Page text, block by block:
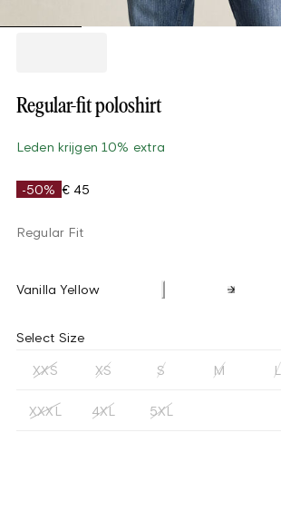
Regular-fit poloshirt
Leden krijgen 10% extra
-50% € 45
Regular Fit
Vanilla Yellow
Select Size
XXS XS S M L
XXXL 4XL 5XL